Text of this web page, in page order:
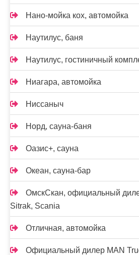
Нано-мойка кох, автомойка
Наутилус, баня
Наутилус, гостиничный
Ниагара, автомойка
Ниссаныч
Норд, сауна-баня
Оазис+, сауна
Океан, сауна-бар
ОмскСкан, официальный
Sitrak, Scania
Отличная, автомойка
Официальный дилер MAN